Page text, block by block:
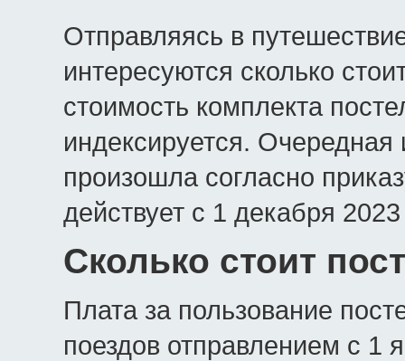
Отправляясь в
интересуются сколько
стоимость комплекта
индексируется. Очередная
произошла согласно
действует с 1 декабря 2023
Сколько стоит
Плата за пользование
поездов отправлением с 1